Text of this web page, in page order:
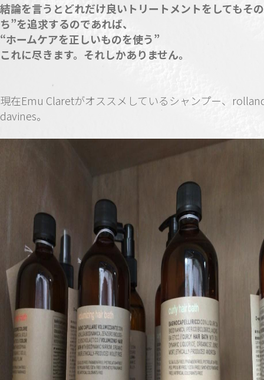
結論を言うとどれだけ良いトリートメントをしてもそ
ち”を追求するのであれば、
“ホームケアを正しいものを使う”
これに尽きます。それしかありません。
現在Emu Claretがオススメしているシャンプー、
davines。